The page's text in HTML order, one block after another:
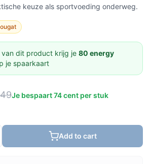
keuze als sportvoeding onderweg.
van dit product krijg je 80 energy
je spaarkaart
Je bespaart 74 cent per stuk
Add to cart